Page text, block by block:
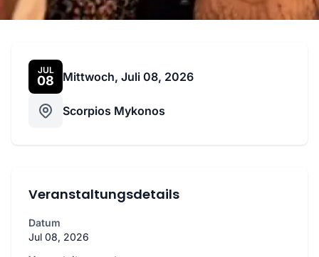
JUL
08 Mittwoch, Juli 08, 2026
Scorpios Mykonos
Veranstaltungsdetails
Datum
Jul 08, 2026